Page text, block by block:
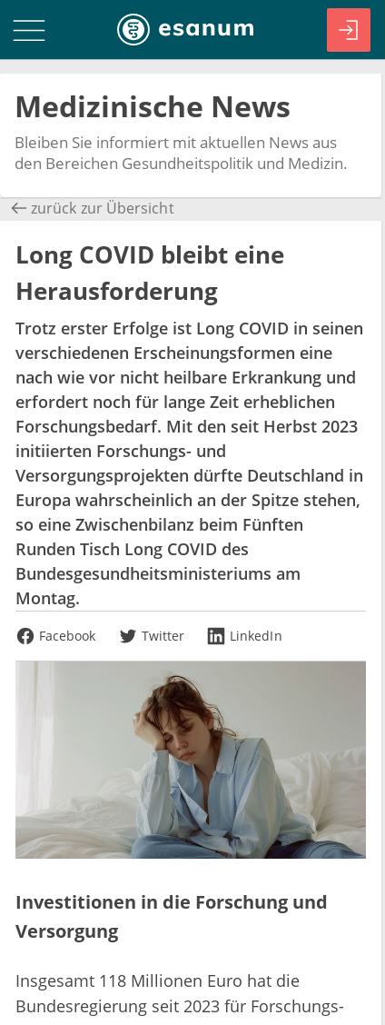
Medizinische News
Bleiben Sie informiert mit aktuellen News aus
den Bereichen Gesundheitspolitik und Medizin.
zurück zur Übersicht
Long COVID bleibt eine
Herausforderung
Trotz erster Erfolge ist Long COVID in seinen
verschiedenen Erscheinungsformen eine
nach wie vor nicht heilbare Erkrankung und
erfordert noch für lange Zeit erheblichen
Forschungsbedarf. Mit den seit Herbst 2023
initiierten Forschungs- und
Versorgungsprojekten dürfte Deutschland in
Europa wahrscheinlich an der Spitze stehen,
so eine Zwischenbilanz beim Fünften
Runden Tisch Long COVID des
Bundesgesundheitsministeriums am
Montag.
Facebook Twitter LinkedIn
Investitionen in die Forschung und
Versorgung
Insgesamt 118 Millionen Euro hat die
Bundesregierung seit 2023 für Forschungs-